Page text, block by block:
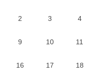
2 3 4
9 10 11
16 17 18